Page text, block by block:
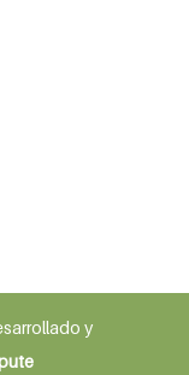
y